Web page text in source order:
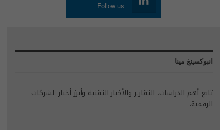
Follow us
انبوكسينغ مينا
تابع أهم الدراسات، التقارير والأخبار التقنية وأبرز أخبار الشركات
الرقمية.